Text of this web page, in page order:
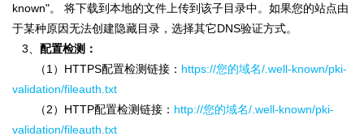
known"。 将下载到本地的文件上传到该子目录中。如果您的站点由
于某种原因无法创建隐藏目录，选择其它DNS验证方式。
3、 配置检测：
（1）HTTPS配置检测链接： https://您的域名/.well-known/pki-
validation/fileauth.txt
（2）HTTP配置检测链接： http://您的域名/.well-known/pki-
validation/fileauth.txt